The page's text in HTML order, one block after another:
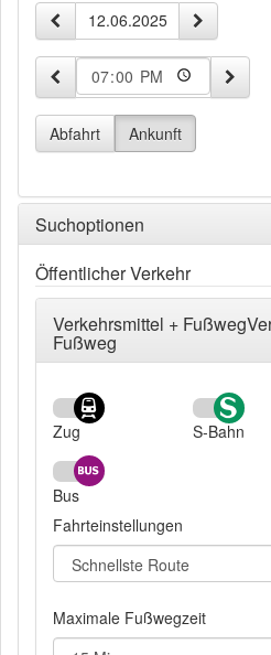
Zeit-
und
Datumseingabe
vorheriger Tag
Datum
10 Minuten früher
Uhrzeit 10
Abfahrt Ankunft
Suchoptionen
Öffentlicher Verkehr
Verkehrsmittel +
Fußweg
Zug S-Bahn
Bus
Fahrteinstellungen
Maximale Fußwegzeit